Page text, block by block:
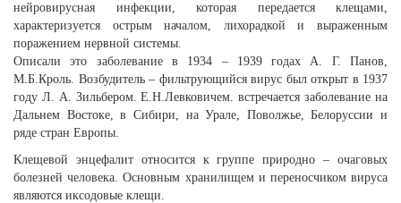
нейровирусная инфекции, которая передается клещами,
характеризуется острым началом, лихорадкой и выраженным
поражением нервной системы.
Описали это заболевание в 1934 – 1939 годах А. Г. Панов,
М.Б.Кроль. Возбудитель – фильтрующийся вирус был открыт в 1937
году Л. А. Зильбером. Е.Н.Левковичем. встречается заболевание на
Дальнем Востоке, в Сибири, на Урале, Поволжье, Белоруссии и
ряде стран Европы.
Клещевой энцефалит относится к группе природно – очаговых
болезней человека. Основным хранилищем и переносчиком вируса
являются иксодовые клещи.